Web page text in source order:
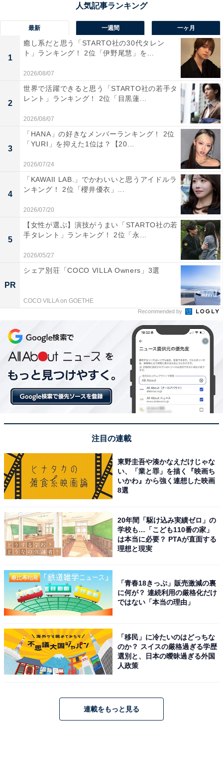
1位：おごと温泉（滋賀県）／98票
1位は、大津市雄琴（おごと）にある「おごと温泉」。
全国でも珍しい“日の出”が見られる温泉地は、雄大な琵
琶湖を一望できる絶景露天風呂を備えるなど、眺望が自
慢の宿泊施設が点在しています。
高いアルカリ性泉質の温泉は“美肌の湯”として知られ、
近江牛や地元の新鮮な食材を使った料理は女性からも人
気。無料の足湯や日帰りで利用できる温泉施設も充実し
ています。
回答者からは、「琵琶湖を望む絶景と歴史ある温泉情緒
を同時に楽しめるからです。京都からのアクセスが良い
のも行きやすそう」（40代女性／香川県）、「静かでゆ
ったりとできそうなイメージだから、ひとり旅にぴった
りだと思いました」（30代女性／滋賀県）、「ゆったり
リラックスできる空間と良質なお湯が魅力的」（30代女
性／神奈川県）、「落ち着いた雰囲気と質の高いお湯で
まったり過ごしたい」（30代女性／千葉県）などのコメ
ントが寄せられました。
※回答者からのコメントは原文ママです
この記事の筆者：福島 ゆき プロフィール
アニメや漫画のレビュー、エンタメトピックスなどを中
心に、オールジャンルで執筆中のライター。時々、店舗
About ニュースでのライター歴は6年。
次ページ
6位までの全ランキング結果を見
る
1人旅で行きたい「大阪府の温泉地」ランキン
グ！ 2位「箕面温泉」を抑えた1位は？【2025
年調査】
最新 一週間 一ヶ月
1
癒し系だと思う「STARTO社の30代タレン
ト」ランキング！ 2位「伊野尾慧」を...
2026/08/07
2
世界で活躍できると思う「STARTO社の若手タ
レント」ランキング！ 2位「目黒蓮...
2026/08/07
3
「HANA」の好きなメンバーランキング！ 2位
「YURI」を抑えた1位は？【20...
2026/07/24
4
「KAWAII LAB.」でかわいいと思うアイドルラ
ンキング！ 2位「櫻井優衣」...
2026/07/20
5
【女性が選ぶ】演技がうまい「STARTO社の若
手タレント」ランキング！ 2位「永...
2026/05/27
PR
シェア別荘「COCO VILLA Owners」3選
COCO VILLA on GOETHE
Recommended by
注目の連載
東野圭吾や湊かなえだけじゃな
い、「業と罪」を描く『映画ち
いかわ』から強く連想した映画
8選
20年間「駆け込み実績ゼロ」の
学校も…「こども110番の家」
は本当に必要？ PTAが直面する
理想と現実
「青春18きっぷ」販売激減の裏
に何が？ 連続利用の厳格化だけ
ではない「本当の理由」
「移民」に冷たいのはどっちな
のか？ スイスの厳格過ぎる学歴
選別と、日本の曖昧過ぎる外国
人政策
連載をもっと見る